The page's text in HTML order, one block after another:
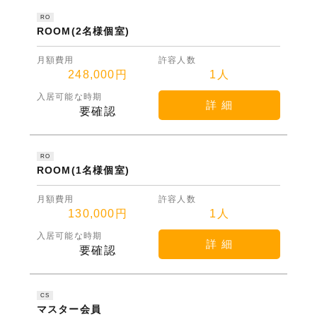
RO
ROOM(2名様個室)
月額費用
248,000円
許容人数
1人
入居可能な時期
要確認
詳 細
RO
ROOM(1名様個室)
月額費用
130,000円
許容人数
1人
入居可能な時期
要確認
詳 細
CS
マスター会員